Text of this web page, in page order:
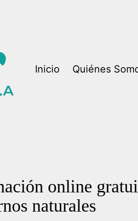
Inicio Quiénes
online
naturales